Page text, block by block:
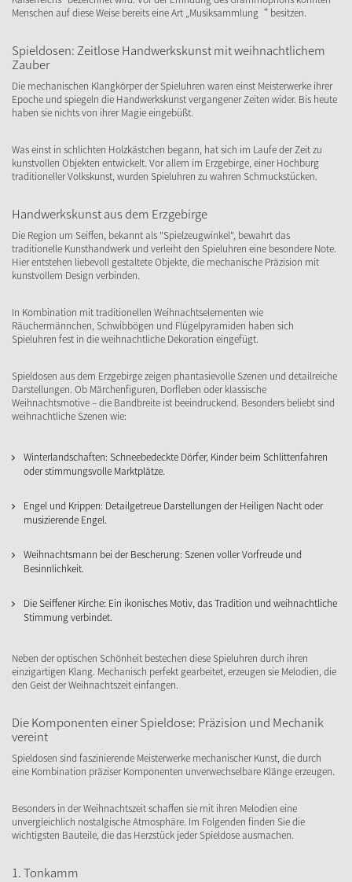
Menschen auf diese Weise bereits eine Art „Musiksammlung“ besitzen.
Spieldosen: Zeitlose Handwerkskunst mit weihnachtlichem
Zauber
Die mechanischen Klangkörper der Spieluhren waren einst Meisterwerke ihrer
Epoche und spiegeln die Handwerkskunst vergangener Zeiten wider. Bis heute
haben sie nichts von ihrer Magie eingebüßt.
Was einst in schlichten Holzkästchen begann, hat sich im Laufe der Zeit zu
kunstvollen Objekten entwickelt. Vor allem im Erzgebirge, einer Hochburg
traditioneller Volkskunst, wurden Spieluhren zu wahren Schmuckstücken.
Handwerkskunst aus dem Erzgebirge
Die Region um Seiffen, bekannt als "Spielzeugwinkel", bewahrt das
traditionelle Kunsthandwerk und verleiht den Spieluhren eine besondere Note.
Hier entstehen liebevoll gestaltete Objekte, die mechanische Präzision mit
kunstvollem Design verbinden.
In Kombination mit traditionellen Weihnachtselementen wie
Räuchermännchen, Schwibbögen und Flügelpyramiden haben sich
Spieluhren fest in die weihnachtliche Dekoration eingefügt.
Spieldosen aus dem Erzgebirge zeigen phantasievolle Szenen und detailreiche
Darstellungen. Ob Märchenfiguren, Dorfleben oder klassische
Weihnachtsmotive – die Bandbreite ist beeindruckend. Besonders beliebt sind
weihnachtliche Szenen wie:
Winterlandschaften: Schneebedeckte Dörfer, Kinder beim Schlittenfahren
oder stimmungsvolle Marktplätze.
Engel und Krippen: Detailgetreue Darstellungen der Heiligen Nacht oder
musizierende Engel.
Weihnachtsmann bei der Bescherung: Szenen voller Vorfreude und
Besinnlichkeit.
Die Seiffener Kirche: Ein ikonisches Motiv, das Tradition und weihnachtliche
Stimmung verbindet.
Neben der optischen Schönheit bestechen diese Spieluhren durch ihren
einzigartigen Klang. Mechanisch perfekt gearbeitet, erzeugen sie Melodien, die
den Geist der Weihnachtszeit einfangen.
Die Komponenten einer Spieldose: Präzision und Mechanik
vereint
Spieldosen sind faszinierende Meisterwerke mechanischer Kunst, die durch
eine Kombination präziser Komponenten unverwechselbare Klänge erzeugen.
Besonders in der Weihnachtszeit schaffen sie mit ihren Melodien eine
unvergleichlich nostalgische Atmosphäre. Im Folgenden finden Sie die
wichtigsten Bauteile, die das Herzstück jeder Spieldose ausmachen.
1. Tonkamm